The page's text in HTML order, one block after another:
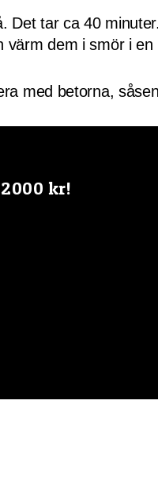
tar ca 40
dem i smör i
med betorna,
kr!